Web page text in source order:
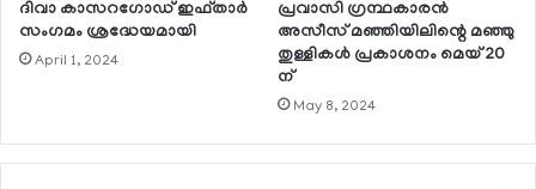
ദിവാ കാസറഗോഡ് ഇഫ്താര്‍
സംഗമം ശ്രദ്ധേയമായി
April 1, 2024
പ്രവാസി ഗ്രന്ഥകാരന്‍
അസീസ് മഞ്ഞിയിലിന്റെ മഞ്ഞു
തുള്ളികള്‍ പ്രകാശനം മെയ് 20
ന്
May 8, 2024